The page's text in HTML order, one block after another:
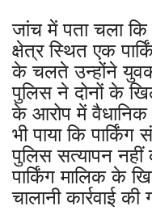
जांच में पता चला कि
क्षेत्र स्थित एक
के चलते उन्होंने
पुलिस ने दोनों के
के आरोप में वैधानिक
भी पाया कि पार्किंग
पुलिस सत्यापन नहीं
पार्किंग मालिक के
चालानी कार्रवाई की